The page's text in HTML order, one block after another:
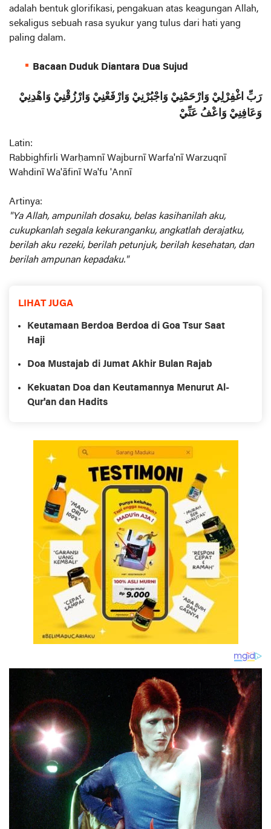
adalah bentuk glorifikasi, pengakuan atas keagungan Allah,
sekaligus sebuah rasa syukur yang tulus dari hati yang
paling dalam.
Bacaan Duduk Diantara Dua Sujud
رَبِّ اغْفِرْلِيْ وَارْحَمْنِيْ وَاجْبُرْنِيْ وَارْفَعْنِيْ وَارْزُقْنِيْ وَاهْدِنِيْ
وَعَافِنِيْ وَاعْفُ عَنِّيْ
Latin:
Rabbighfirli Warḥamnī Wajburnī Warfa'nī Warzuqnī
Wahdinī Wa'āfinī Wa'fu 'Annī
Artinya:
"Ya Allah, ampunilah dosaku, belas kasihanilah aku,
cukupkanlah segala kekuranganku, angkatlah derajatku,
berilah aku rezeki, berilah petunjuk, berilah kesehatan, dan
berilah ampunan kepadaku."
LIHAT JUGA
Keutamaan Berdoa Berdoa di Goa Tsur Saat
Haji
Doa Mustajab di Jumat Akhir Bulan Rajab
Kekuatan Doa dan Keutamannya Menurut Al-
Qur'an dan Hadits